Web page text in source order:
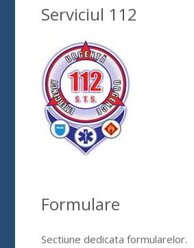
Serviciul 112
Formulare
Sectiune dedicata formularelor.